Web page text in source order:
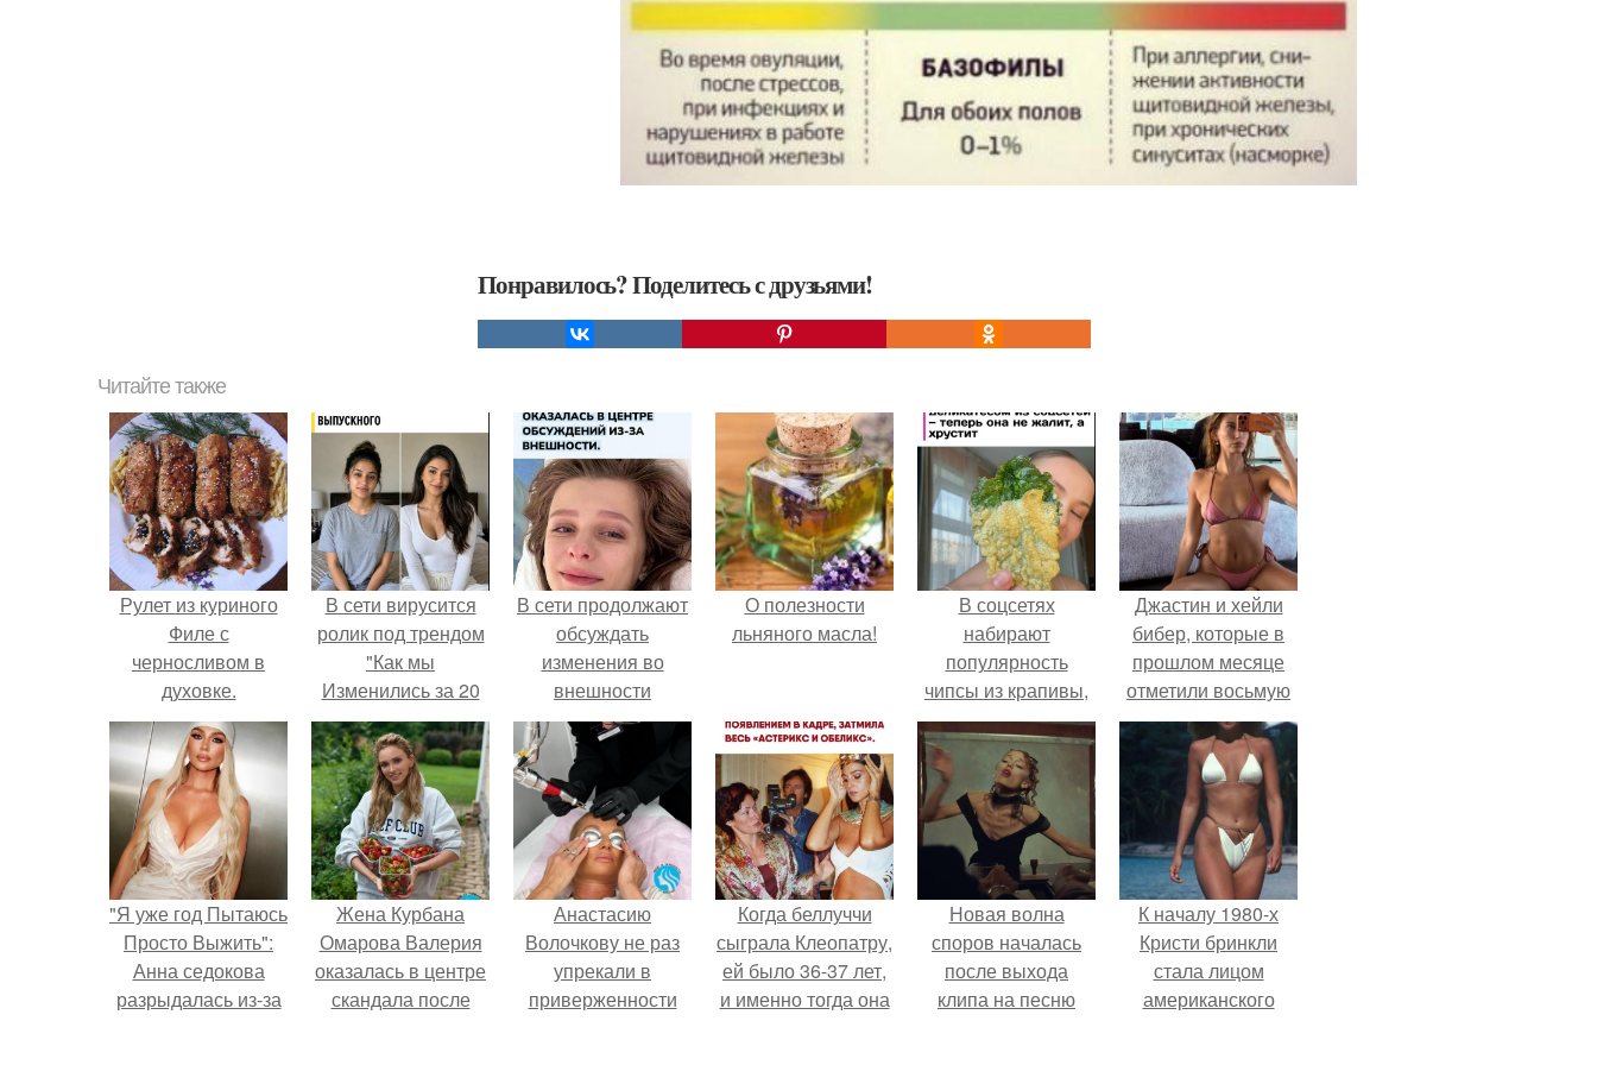
Понравилось? Поделитесь с друзьями!
Читайте также
Рулет из куриного
Филе с
черносливом в
духовке.
В сети вирусится
ролик под трендом
"Как мы
Изменились за 20
лет".
В сети продолжают
обсуждать
изменения во
внешности
актрисы.
О полезности
льняного масла!
В соцсетях
набирают
популярность
чипсы из крапивы,
которые
пользователи в
комментариях
называют
неожиданно
вкусными.
Джастин и хейли
бибер, которые в
прошлом месяце
отметили восьмую
годовщину
помолвки, показали
новые фото с
совместного
отдыха.
"Я уже год Пытаюсь
Просто Выжить":
Анна седокова
разрыдалась из-за
Жена Курбана
Омарова Валерия
оказалась в центре
скандала после
Анастасию
Волочкову не раз
упрекали в
приверженности
Когда беллуччи
сыграла Клеопатру,
ей было 36-37 лет,
и именно тогда она
Новая волна
споров началась
после выхода
клипа на песню
К началу 1980-х
Кристи бринкли
стала лицом
американского